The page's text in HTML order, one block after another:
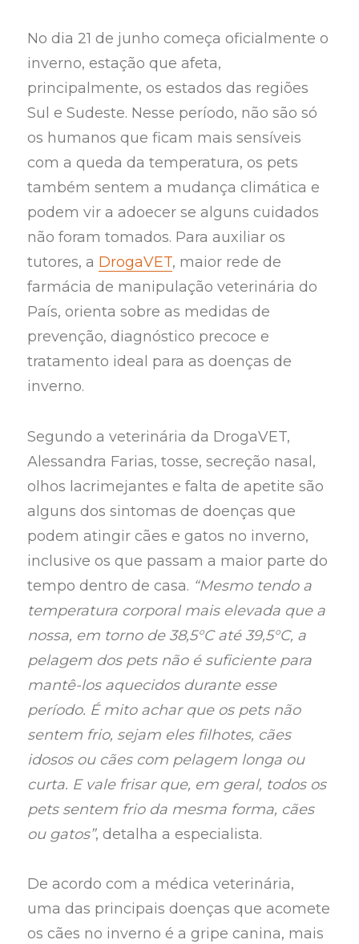
No dia 21 de junho começa oficialmente o
inverno, estação que afeta,
principalmente, os estados das regiões
Sul e Sudeste. Nesse período, não são só
os humanos que ficam mais sensíveis
com a queda da temperatura, os pets
também sentem a mudança climática e
podem vir a adoecer se alguns cuidados
não foram tomados. Para auxiliar os
tutores, a DrogaVET, maior rede de
farmácia de manipulação veterinária do
País, orienta sobre as medidas de
prevenção, diagnóstico precoce e
tratamento ideal para as doenças de
inverno.
Segundo a veterinária da DrogaVET,
Alessandra Farias, tosse, secreção nasal,
olhos lacrimejantes e falta de apetite são
alguns dos sintomas de doenças que
podem atingir cães e gatos no inverno,
inclusive os que passam a maior parte do
tempo dentro de casa. “Mesmo tendo a
temperatura corporal mais elevada que a
nossa, em torno de 38,5°C até 39,5°C, a
pelagem dos pets não é suficiente para
mantê-los aquecidos durante esse
período. É mito achar que os pets não
sentem frio, sejam eles filhotes, cães
idosos ou cães com pelagem longa ou
curta. E vale frisar que, em geral, todos os
pets sentem frio da mesma forma, cães
ou gatos”, detalha a especialista.
De acordo com a médica veterinária,
uma das principais doenças que acomete
os cães no inverno é a gripe canina, mais